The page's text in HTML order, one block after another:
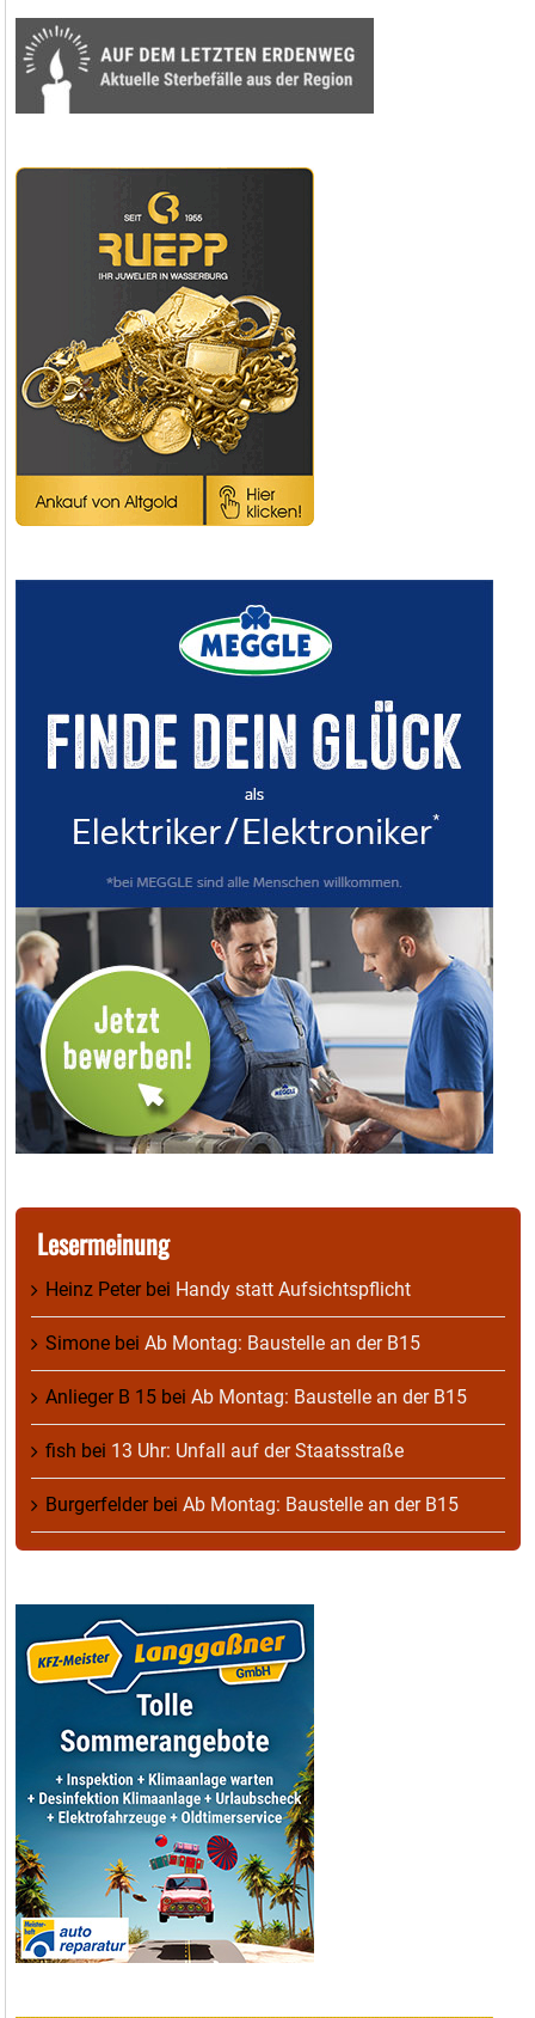
Lesermeinung
Heinz Peterbei Handy statt Aufsichtspflicht
Simone bei Ab Montag: Baustelle an der B15
Anlieger B 15 bei Ab Montag: Baustelle an der B15
fish bei 13 Uhr: Unfall auf der Staatsstraße
Burgerfelderbei Ab Montag: Baustelle an der B15